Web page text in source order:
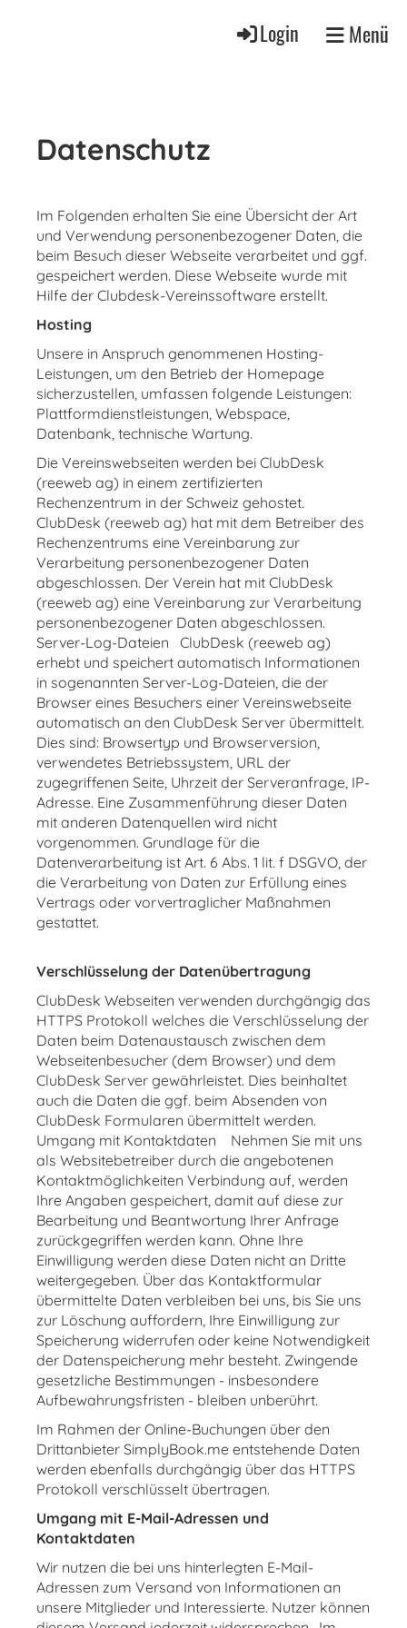
Login Menü
Datenschutz
Im Folgenden erhalten Sie eine Übersicht der Art
und Verwendung personenbezogener Daten, die
beim Besuch dieser Webseite verarbeitet und ggf.
gespeichert werden. Diese Webseite wurde mit
Hilfe der Clubdesk-Vereinssoftware erstellt.
Hosting
Unsere in Anspruch genommenen Hosting-
Leistungen, um den Betrieb der Homepage
sicherzustellen, umfassen folgende Leistungen:
Plattformdienstleistungen, Webspace,
Datenbank, technische Wartung.
Die Vereinswebseiten werden bei ClubDesk
(reeweb ag) in einem zertifizierten
Rechenzentrum in der Schweiz gehostet.
ClubDesk (reeweb ag) hat mit dem Betreiber des
Rechenzentrums eine Vereinbarung zur
Verarbeitung personenbezogener Daten
abgeschlossen. Der Verein hat mit ClubDesk
(reeweb ag) eine Vereinbarung zur Verarbeitung
personenbezogener Daten abgeschlossen.
Server-Log-Dateien ClubDesk (reeweb ag)
erhebt und speichert automatisch Informationen
in sogenannten Server-Log-Dateien, die der
Browser eines Besuchers einer Vereinswebseite
automatisch an den ClubDesk Server übermittelt.
Dies sind: Browsertyp und Browserversion,
verwendetes Betriebssystem, URL der
zugegriffenen Seite, Uhrzeit der Serveranfrage, IP-
Adresse. Eine Zusammenführung dieser Daten
mit anderen Datenquellen wird nicht
vorgenommen. Grundlage für die
Datenverarbeitung ist Art. 6 Abs. 1 lit. f DSGVO, der
die Verarbeitung von Daten zur Erfüllung eines
Vertrags oder vorvertraglicher Maßnahmen
gestattet.
Verschlüsselung der Datenübertragung
ClubDesk Webseiten verwenden durchgängig das
HTTPS Protokoll welches die Verschlüsselung der
Daten beim Datenaustausch zwischen dem
Webseitenbesucher (dem Browser) und dem
ClubDesk Server gewährleistet. Dies beinhaltet
auch die Daten die ggf. beim Absenden von
ClubDesk Formularen übermittelt werden.
Umgang mit Kontaktdaten Nehmen Sie mit uns
als Websitebetreiber durch die angebotenen
Kontaktmöglichkeiten Verbindung auf, werden
Ihre Angaben gespeichert, damit auf diese zur
Bearbeitung und Beantwortung Ihrer Anfrage
zurückgegriffen werden kann. Ohne Ihre
Einwilligung werden diese Daten nicht an Dritte
weitergegeben. Über das Kontaktformular
übermittelte Daten verbleiben bei uns, bis Sie uns
zur Löschung auffordern, Ihre Einwilligung zur
Speicherung widerrufen oder keine Notwendigkeit
der Datenspeicherung mehr besteht. Zwingende
gesetzliche Bestimmungen - insbesondere
Aufbewahrungsfristen - bleiben unberührt.
Im Rahmen der Online-Buchungen über den
Drittanbieter SimplyBook.me entstehende Daten
werden ebenfalls durchgängig über das HTTPS
Protokoll verschlüsselt übertragen.
Umgang mit E-Mail-Adressen und
Kontaktdaten
Wir nutzen die bei uns hinterlegten E-Mail-
Adressen zum Versand von Informationen an
unsere Mitglieder und Interessierte. Nutzer können